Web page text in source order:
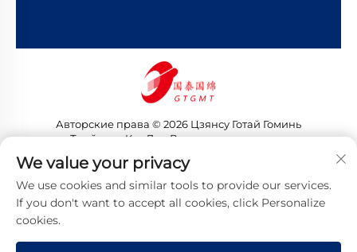
Авторские права © 2026 Цзянсу Готай Гоминь
Трейдинг Ко., Лтд. Все права защищены
Политика конфиденциальности
We value your privacy
We use cookies and similar tools to provide our services.
If you don't want to accept all cookies, click Personalize
cookies.